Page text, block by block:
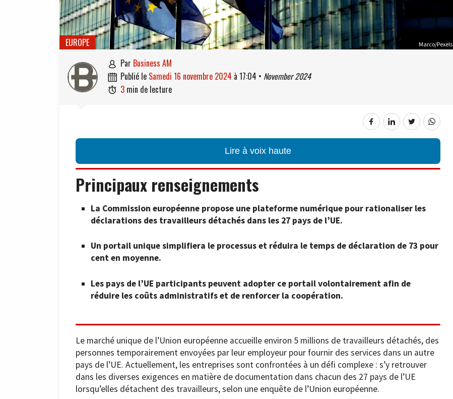
Marco/Pexels
EUROPE
 par Business AM
 publié le samedi 16 novembre 2024 à 17:04 • November 2024
 3 min de lecture
Lire à voix haute
Principaux renseignements
La Commission européenne propose une plateforme numérique pour rationaliser les
déclarations des travailleurs détachés dans les 27 pays de l’UE.
Un portail unique simplifiera le processus et réduira le temps de déclaration de 73 pour
cent en moyenne.
Les pays de l’UE participants peuvent adopter ce portail volontairement afin de
réduire les coûts administratifs et de renforcer la coopération.
Le marché unique de l’Union européenne accueille environ 5 millions de travailleurs détachés, des
personnes temporairement envoyées par leur employeur pour fournir des services dans un autre
pays de l’UE. Actuellement, les entreprises sont confrontées à un défi complexe : s’y retrouver
dans les diverses exigences en matière de documentation dans chacun des 27 pays de l’UE
lorsqu’elles détachent des travailleurs, selon une enquête de l’Union européenne.